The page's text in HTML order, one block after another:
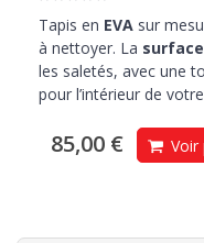
Tapis en EVA sur
à nettoyer. La
les saletés, avec une
pour l’intérieur de
85,00 € Voir